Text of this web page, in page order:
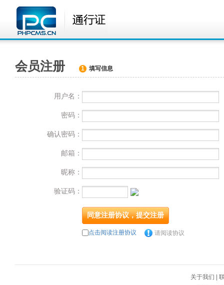
会员注册 1 填写信息
用户名：
密码：
确认密码：
邮箱：
昵称：
验证码：
点击阅读注册协议 请阅读协议
关于我们